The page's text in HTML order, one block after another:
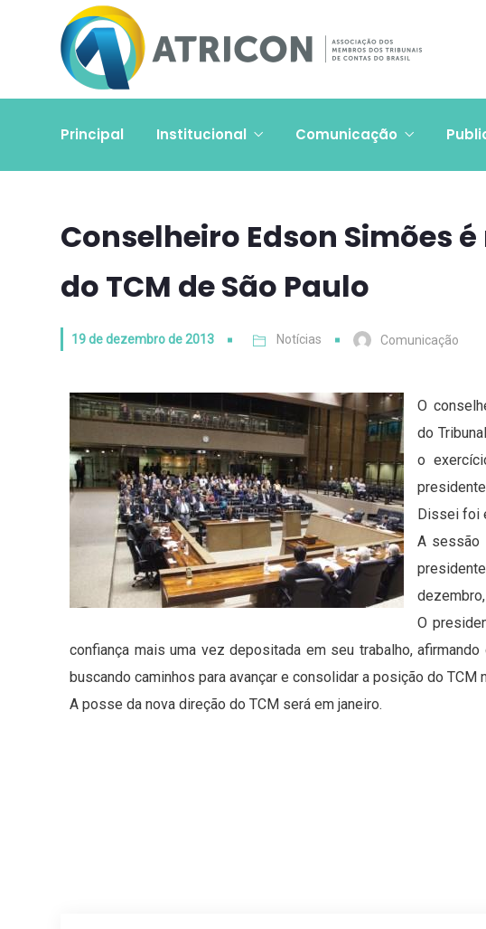
Principal Institucional Comunicação
Conselheiro Edson Simões
do TCM de São Paulo
19 de dezembro de 2013 Notícias Comunicação
O
do
o
Dissei foi
A sessão
O
confiança mais uma vez depositada em seu trabalho, afirmando
buscando caminhos para avançar e consolidar a posição do TCM
A posse da nova direção do TCM será em janeiro.